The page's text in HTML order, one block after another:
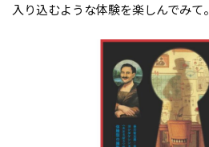
入り込むような体験を楽しんでみて。